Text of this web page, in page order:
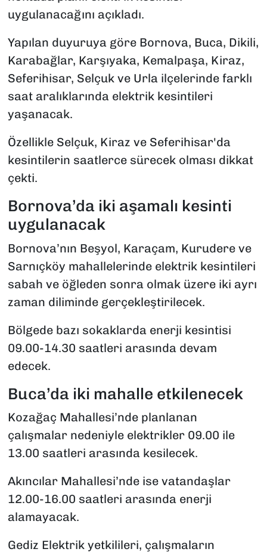
uygulanacağını açıkladı.
Yapılan duyuruya göre Bornova, Buca, Dikili,
Karabağlar, Karşıyaka, Kemalpaşa, Kiraz,
Seferihisar, Selçuk ve Urla ilçelerinde farklı
saat aralıklarında elektrik kesintileri
yaşanacak.
Özellikle Selçuk, Kiraz ve Seferihisar'da
kesintilerin saatlerce sürecek olması dikkat
çekti.
Bornova’da iki aşamalı kesinti
uygulanacak
Bornova’nın Beşyol, Karaçam, Kurudere ve
Sarnıçköy mahallelerinde elektrik kesintileri
sabah ve öğleden sonra olmak üzere iki ayrı
zaman diliminde gerçekleştirilecek.
Bölgede bazı sokaklarda enerji kesintisi
09.00-14.30 saatleri arasında devam
edecek.
Buca’da iki mahalle etkilenecek
Kozağaç Mahallesi’nde planlanan
çalışmalar nedeniyle elektrikler 09.00 ile
13.00 saatleri arasında kesilecek.
Akıncılar Mahallesi’nde ise vatandaşlar
12.00-16.00 saatleri arasında enerji
alamayacak.
Gediz Elektrik yetkilileri, çalışmaların